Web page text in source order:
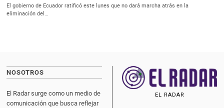
El gobierno de Ecuador ratificó este lunes que no dará marcha atrás en la
eliminación del…
NOSOTROS
El Radar surge como un medio de
comunicación que busca reflejar
EL RADAR